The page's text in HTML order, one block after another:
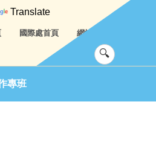
國際處首頁 網站導覽
Translate
專班